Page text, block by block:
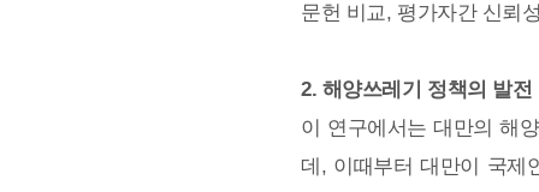
문헌 비교, 평가자간 신뢰
2. 해양쓰레기 정책의 발전
이 연구에서는 대만의 해
데, 이때부터 대만이 국제